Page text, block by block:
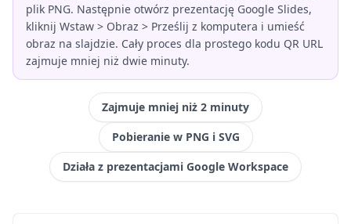
plik PNG. Następnie otwórz prezentację Google Slides,
kliknij Wstaw > Obraz > Prześlij z komputera i umieść
obraz na slajdzie. Cały proces dla prostego kodu QR URL
zajmuje mniej niż dwie minuty.
Zajmuje mniej niż 2 minuty
Pobieranie w PNG i SVG
Działa z prezentacjami Google Workspace